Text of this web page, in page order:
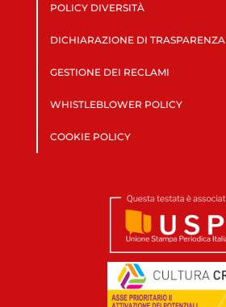
POLICY DIVERSITÀ
DICHIARAZIONE DI TRASPARENZA
GESTIONE DEI RECLAMI
WHISTLEBLOWER POLICY
COOKIE POLICY